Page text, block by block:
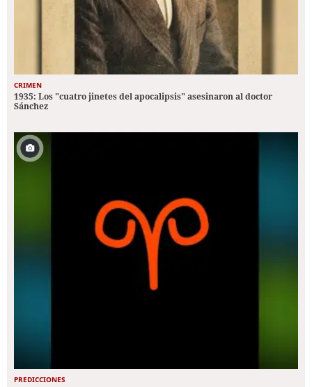
CRIMEN
1935: Los "cuatro jinetes del apocalipsis" asesinaron al doctor
Sánchez
PREDICCIONES